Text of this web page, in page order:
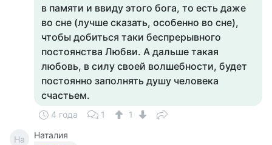
в памяти и ввиду этого бога, то есть даже
во сне (лучше сказать, особенно во сне),
чтобы добиться таки беспрерывного
постоянства Любви. А дальше такая
любовь, в силу своей волшебности, будет
постоянно заполнять душу человека
счастьем.
4 года 1 1
На
Наталия